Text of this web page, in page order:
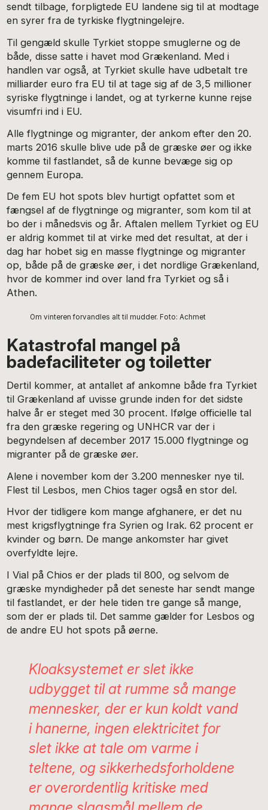
sendt tilbage, forpligtede EU landene sig til at modtage
en syrer fra de tyrkiske flygtningelejre.
Til gengæld skulle Tyrkiet stoppe smuglerne og de
både, disse satte i havet mod Grækenland. Med i
handlen var også, at Tyrkiet skulle have udbetalt tre
milliarder euro fra EU til at tage sig af de 3,5 millioner
syriske flygtninge i landet, og at tyrkerne kunne rejse
visumfri ind i EU.
Alle flygtninge og migranter, der ankom efter den 20.
marts 2016 skulle blive ude på de græske øer og ikke
komme til fastlandet, så de kunne bevæge sig op
gennem Europa.
De fem EU hot spots blev hurtigt opfattet som et
fængsel af de flygtninge og migranter, som kom til at
bo der i månedsvis og år. Aftalen mellem Tyrkiet og EU
er aldrig kommet til at virke med det resultat, at der i
dag har hobet sig en masse flygtninge og migranter
op, både på de græske øer, i det nordlige Grækenland,
hvor de kommer ind over land fra Tyrkiet og så i
Athen.
Om vinteren forvandles alt til mudder. Foto: Achmet
Katastrofal mangel på
badefaciliteter og toiletter
Dertil kommer, at antallet af ankomne både fra Tyrkiet
til Grækenland af uvisse grunde inden for det sidste
halve år er steget med 30 procent. Ifølge officielle tal
fra den græske regering og UNHCR var der i
begyndelsen af december 2017 15.000 flygtninge og
migranter på de græske øer.
Alene i november kom der 3.200 mennesker nye til.
Flest til Lesbos, men Chios tager også en stor del.
Hvor der tidligere kom mange afghanere, er det nu
mest krigsflygtninge fra Syrien og Irak. 62 procent er
kvinder og børn. De mange ankomster har givet
overfyldte lejre.
I Vial på Chios er der plads til 800, og selvom de
græske myndigheder på det seneste har sendt mange
til fastlandet, er der hele tiden tre gange så mange,
som der er plads til. Det samme gælder for Lesbos og
de andre EU hot spots på øerne.
Kloaksystemet er slet ikke
udbygget til at rumme så mange
mennesker, der er kun koldt vand
i hanerne, ingen elektricitet for
slet ikke at tale om varme i
teltene, og sikkerhedsforholdene
er overordentlig kritiske med